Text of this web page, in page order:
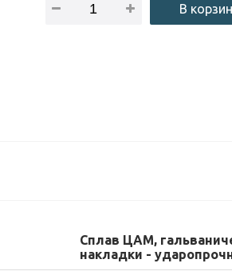
В
Сплав ЦАМ,
накладки -